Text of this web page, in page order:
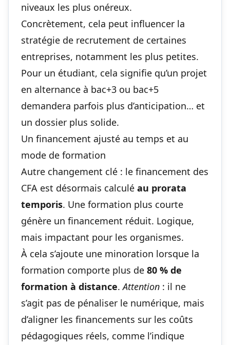
niveaux les plus onéreux.
Concrètement, cela peut influencer la
stratégie de recrutement de certaines
entreprises, notamment les plus petites.
Pour un étudiant, cela signifie qu’un projet
en alternance à bac+3 ou bac+5
demandera parfois plus d’anticipation… et
un dossier plus solide.
Un financement ajusté au temps et au
mode de formation
Autre changement clé : le financement des
CFA est désormais calculé au prorata
temporis. Une formation plus courte
génère un financement réduit. Logique,
mais impactant pour les organismes.
À cela s’ajoute une minoration lorsque la
formation comporte plus de 80 % de
formation à distance.Attention : il ne
s’agit pas de pénaliser le numérique, mais
d’aligner les financements sur les coûts
pédagogiques réels, comme l’indique